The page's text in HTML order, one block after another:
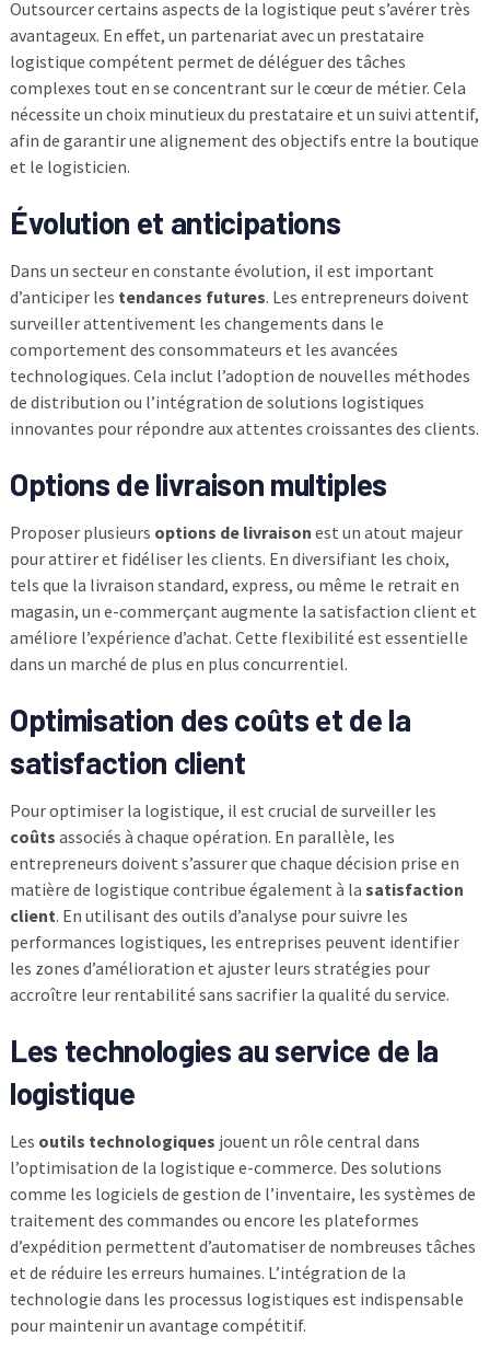
Outsourcer certains aspects de la logistique peut s’avérer très
avantageux. En effet, un partenariat avec un prestataire
logistique compétent permet de déléguer des tâches
complexes tout en se concentrant sur le cœur de métier. Cela
nécessite un choix minutieux du prestataire et un suivi attentif,
afin de garantir une alignement des objectifs entre la boutique
et le logisticien.
Évolution et anticipations
Dans un secteur en constante évolution, il est important
d’anticiper les tendances futures. Les entrepreneurs doivent
surveiller attentivement les changements dans le
comportement des consommateurs et les avancées
technologiques. Cela inclut l’adoption de nouvelles méthodes
de distribution ou l’intégration de solutions logistiques
innovantes pour répondre aux attentes croissantes des clients.
Options de livraison multiples
Proposer plusieurs options de livraison est un atout majeur
pour attirer et fidéliser les clients. En diversifiant les choix,
tels que la livraison standard, express, ou même le retrait en
magasin, un e-commerçant augmente la satisfaction client et
améliore l’expérience d’achat. Cette flexibilité est essentielle
dans un marché de plus en plus concurrentiel.
Optimisation des coûts et de la
satisfaction client
Pour optimiser la logistique, il est crucial de surveiller les
coûts associés à chaque opération. En parallèle, les
entrepreneurs doivent s’assurer que chaque décision prise en
matière de logistique contribue également à la satisfaction
client. En utilisant des outils d’analyse pour suivre les
performances logistiques, les entreprises peuvent identifier
les zones d’amélioration et ajuster leurs stratégies pour
accroître leur rentabilité sans sacrifier la qualité du service.
Les technologies au service de la
logistique
Les outils technologiques jouent un rôle central dans
l’optimisation de la logistique e-commerce. Des solutions
comme les logiciels de gestion de l’inventaire, les systèmes de
traitement des commandes ou encore les plateformes
d’expédition permettent d’automatiser de nombreuses tâches
et de réduire les erreurs humaines. L’intégration de la
technologie dans les processus logistiques est indispensable
pour maintenir un avantage compétitif.